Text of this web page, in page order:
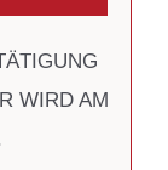
WIRD AM